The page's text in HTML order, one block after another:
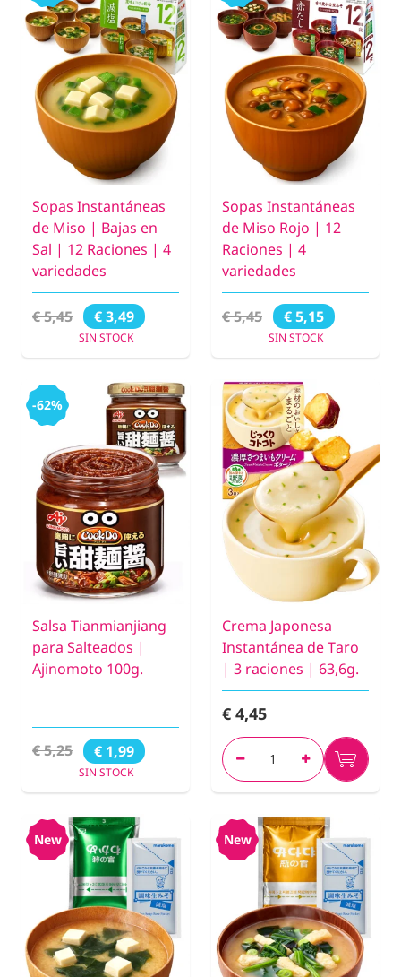
Sopas Instantáneas
de Miso | Bajas en
Sal | 12 Raciones | 4
variedades
€ 5,45 € 3,49
SIN STOCK
Sopas Instantáneas
de Miso Rojo | 12
Raciones | 4
variedades
€ 5,45 € 5,15
SIN STOCK
-62%
Salsa Tianmianjiang
para Salteados |
Ajinomoto 100g.
€ 5,25 € 1,99
SIN STOCK
Crema Japonesa
Instantánea de Taro
| 3 raciones | 63,6g.
€ 4,45
New New